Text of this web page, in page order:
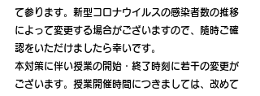
て参ります。新型コロナウイルスの感染者数の推移
によって変更する場合がございますので、随時ご確
認をいただけましたら幸いです。
本対策に伴い授業の開始・終了時刻に若干の変更が
ございます。授業開催時間につきましては、改めて